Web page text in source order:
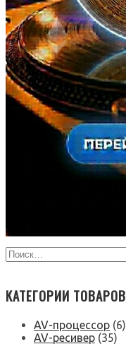
КАТЕГОРИИ ТОВАРОВ
AV-процессор (6)
AV-ресивер (35)